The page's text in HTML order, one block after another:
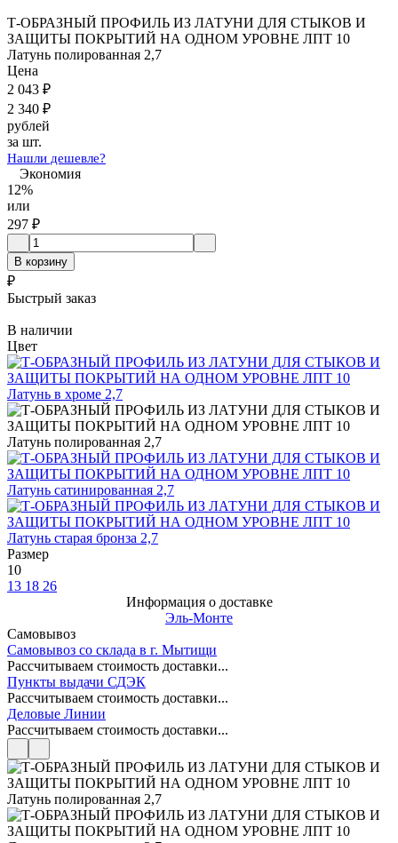
Т-ОБРАЗНЫЙ ПРОФИЛЬ ИЗ ЛАТУНИ ДЛЯ СТЫКОВ И
ЗАЩИТЫ ПОКРЫТИЙ НА ОДНОМ УРОВНЕ ЛПТ 10
Латунь полированная 2,7
Цена
2 043 ₽
2 340 ₽
рублей
за шт.
Нашли дешевле?
Экономия
12%
или
297 ₽
В корзину
₽
Быстрый заказ
В наличии
Цвет
Размер
10
13 18 26
Информация о доставке
Эль-Монте
Самовывоз
Самовывоз со склада в г. Мытищи
Рассчитываем стоимость доставки...
Пункты выдачи СДЭК
Рассчитываем стоимость доставки...
Деловые Линии
Рассчитываем стоимость доставки...